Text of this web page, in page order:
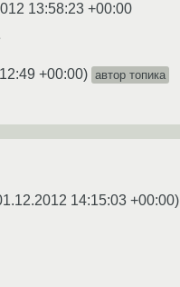
13:58:23 +00:00
+00:00) автор топика
14:15:03 +00:00)